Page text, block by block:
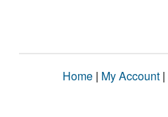
Home | My Account |